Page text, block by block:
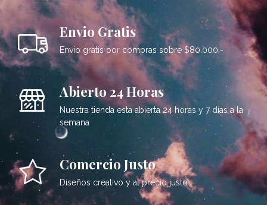
Envio Gratis
Envio gratis por compras sobre $80.000.-
Abierto 24 Horas
Nuestra tienda esta abierta 24 horas y 7 días a la
semana
Comercio Justo
Diseños creativo y al precio justo